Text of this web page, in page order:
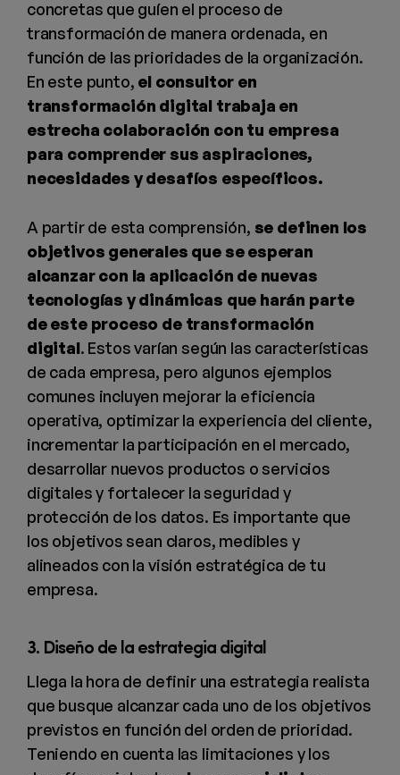
concretas que guíen el proceso de
transformación de manera ordenada, en
función de las prioridades de la organización.
En este punto, el consultor en
transformación digital trabaja en
estrecha colaboración con tu empresa
para comprender sus aspiraciones,
necesidades y desafíos específicos.
A partir de esta comprensión, se definen los
objetivos generales que se esperan
alcanzar con la aplicación de nuevas
tecnologías y dinámicas que harán parte
de este proceso de transformación
digital. Estos varían según las características
de cada empresa, pero algunos ejemplos
comunes incluyen mejorar la eficiencia
operativa, optimizar la experiencia del cliente,
incrementar la participación en el mercado,
desarrollar nuevos productos o servicios
digitales y fortalecer la seguridad y
protección de los datos. Es importante que
los objetivos sean claros, medibles y
alineados con la visión estratégica de tu
empresa.
3. Diseño de la estrategia digital
Llega la hora de definir una estrategia realista
que busque alcanzar cada uno de los objetivos
previstos en función del orden de prioridad.
Teniendo en cuenta las limitaciones y los